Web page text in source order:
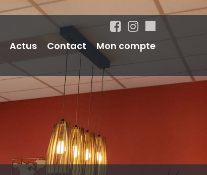
Actus Contact Mon compte